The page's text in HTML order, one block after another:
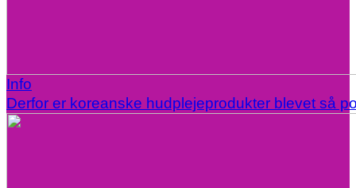
Info
Derfor er koreanske hudplejeprodukter blevet så